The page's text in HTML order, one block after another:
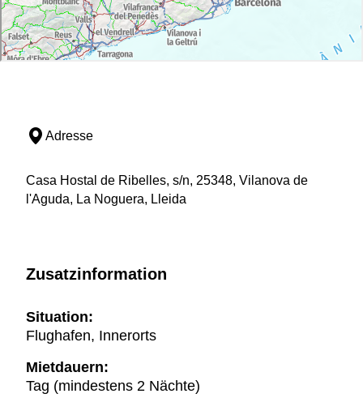
Adresse
Casa Hostal de Ribelles, s/n, 25348, Vilanova de
l'Aguda, La Noguera, Lleida
Zusatzinformation
Situation:
Flughafen, Innerorts
Mietdauern:
Tag (mindestens 2 Nächte)